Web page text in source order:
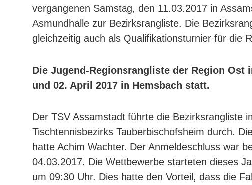
vergangenen Samstag, den 11.03.2017 in
Asmundhalle zur Bezirksrangliste. Die
gleichzeitig auch als Qualifikationsturnier für die
Die Jugend-Regionsrangliste der Region Ost
und 02. April 2017 in Hemsbach statt.
Der TSV Assamstadt führte die Bezirksrangliste
Tischtennisbezirks Tauberbischofsheim durch.
hatte Achim Wachter. Der Anmeldeschluss war
04.03.2017. Die Wettbewerbe starteten dieses
um 09:30 Uhr. Dies hatte den Vorteil, dass die